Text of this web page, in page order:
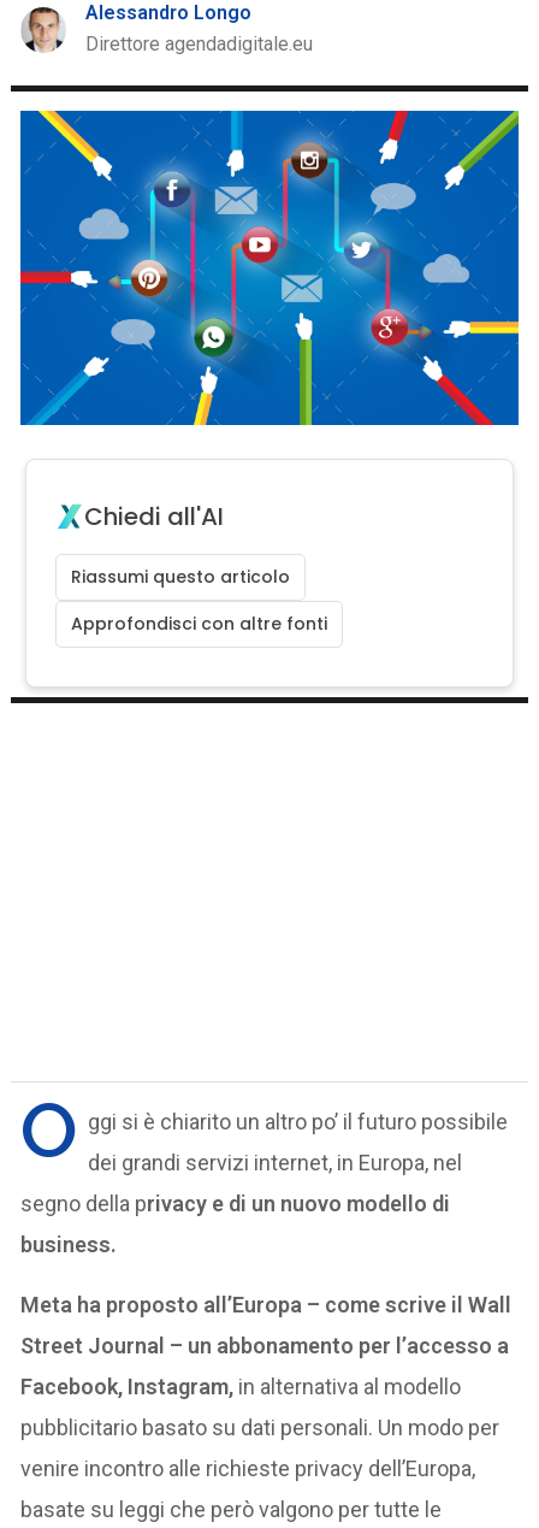
Alessandro Longo
Direttore agendadigitale.eu
Chiedi all'AI
Riassumi questo articolo
Approfondisci con altre fonti
O ggi si è chiarito un altro po’ il futuro possibile
dei grandi servizi internet, in Europa, nel
segno della privacy e di un nuovo modello di
business.
Meta ha proposto all’Europa – come scrive il Wall
Street Journal – un abbonamento per l’accesso a
Facebook, Instagram, in alternativa al modello
pubblicitario basato su dati personali. Un modo per
venire incontro alle richieste privacy dell’Europa,
basate su leggi che però valgono per tutte le